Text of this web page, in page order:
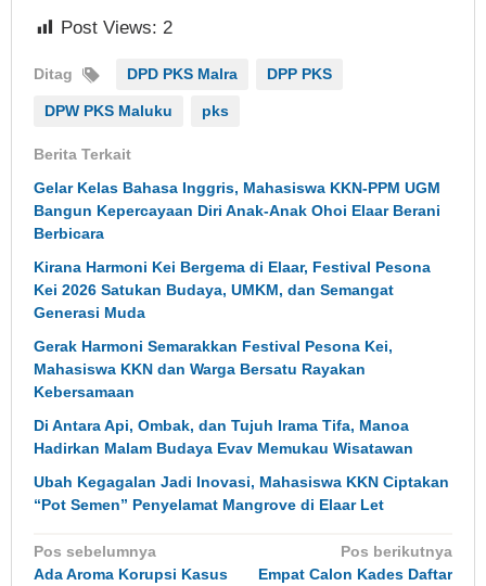
Post Views: 2
Ditag DPD PKS Malra DPP PKS
DPW PKS Maluku pks
Berita Terkait
Gelar Kelas Bahasa Inggris, Mahasiswa KKN-PPM UGM
Bangun Kepercayaan Diri Anak-Anak Ohoi Elaar Berani
Berbicara
Kirana Harmoni Kei Bergema di Elaar, Festival Pesona
Kei 2026 Satukan Budaya, UMKM, dan Semangat
Generasi Muda
Gerak Harmoni Semarakkan Festival Pesona Kei,
Mahasiswa KKN dan Warga Bersatu Rayakan
Kebersamaan
Di Antara Api, Ombak, dan Tujuh Irama Tifa, Manoa
Hadirkan Malam Budaya Evav Memukau Wisatawan
Ubah Kegagalan Jadi Inovasi, Mahasiswa KKN Ciptakan
“Pot Semen” Penyelamat Mangrove di Elaar Let
Navigasi
pos
Pos sebelumnya
Ada Aroma Korupsi Kasus
Pos berikutnya
Empat Calon Kades Daftar